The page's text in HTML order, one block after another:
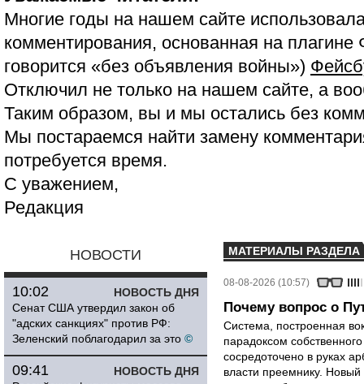
Многие годы на нашем сайте
комментирования, основанная на
говорится «без объявления войны»)
Отключил не только на нашем сайте, а
Таким образом, вы и мы остались без
Мы постараемся найти замену
потребуется время.
С уважением,
Редакция
НОВОСТИ
НОВОСТЬ ДНЯ
10:02
Сенат США утвердил закон об
"адских санкциях" против РФ:
Зеленский поблагодарил за это ©
НОВОСТЬ ДНЯ
09:41
МАТЕРИАЛЫ РАЗДЕЛА
08-08-2026 (10:57)
Почему вопрос о
Система, построенная
парадоксом
сосредоточено в руках
власти преемнику.